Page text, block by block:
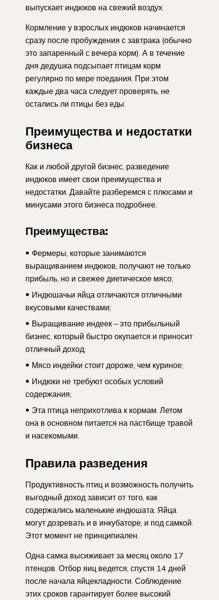
выпускает индюков на свежий воздух.
Кормление у взрослых индюков начинается
сразу после пробуждения с завтрака (обычно
это запаренный с вечера корм). А в течение
дня дедушка подсыпает птицам корм
регулярно по мере поедания. При этом
каждые два часа следует проверять, не
остались ли птицы без еды.
Преимущества и недостатки
бизнеса
Как и любой другой бизнес, разведение
индюков имеет свои преимущества и
недостатки. Давайте разберемся с плюсами и
минусами этого бизнеса подробнее.
Преимущества:
Фермеры, которые занимаются
выращиванием индюков, получают не только
прибыль, но и свежее диетическое мясо;
Индюшачьи яйца отличаются отличными
вкусовыми качествами;
Выращивание индеек – это прибыльный
бизнес, который быстро окупается и приносит
отличный доход;
Мясо индейки стоит дороже, чем куриное;
Индюки не требуют особых условий
содержания;
Эта птица неприхотлива к кормам. Летом
она в основном питается на пастбище травой
и насекомыми.
Правила разведения
Продуктивность птиц и возможность получить
выгодный доход зависит от того, как
содержались маленькие индюшата. Яйца
могут дозревать и в инкубаторе, и под самкой.
Этот момент не принципиален.
Одна самка высиживает за месяц около 17
птенцов. Отбор яиц ведется, спустя 14 дней
после начала яйцекладности. Соблюдение
этих сроков гарантирует более высокий